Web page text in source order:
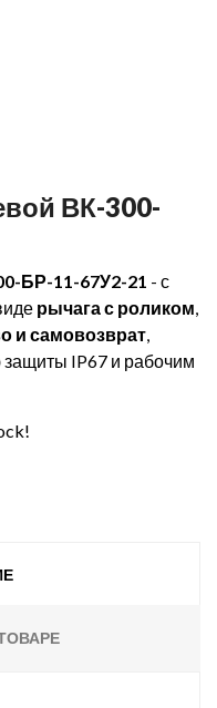
ВК-300-
БР-11-67У2-21 - с
рычага с роликом
и самовозврат
IP67 и рабочим